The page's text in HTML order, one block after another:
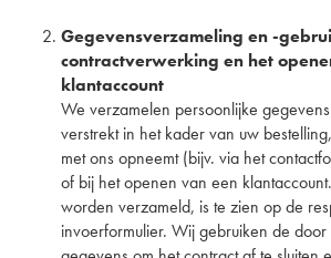
Gegevensverzameling en -
contractverwerking en het
klantaccount
We verzamelen persoonlijke
verstrekt in het kader van uw
met ons opneemt (bijv. via het
of bij het openen van een
worden verzameld, is te zien op de
invoerformulier. Wij gebruiken de door